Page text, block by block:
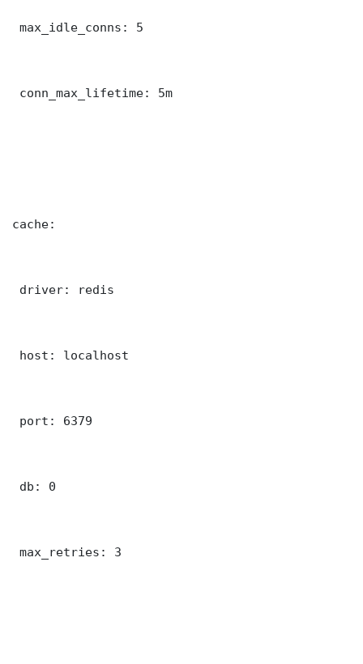
max_idle_conns: 5
conn_max_lifetime: 5m
cache:
driver: redis
host: localhost
port: 6379
db: 0
max_retries: 3